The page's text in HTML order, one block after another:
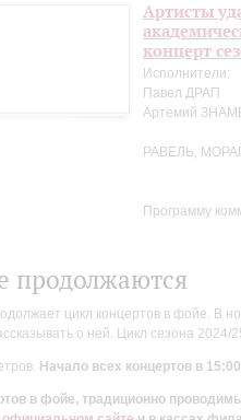
Артисты
концерт
Исполнители:
Павел ДРАП
Артемий
РАВЕЛЬ,
Программу
продолжаются
цикл концертов в фойе. В
о ней. Цикл сезона
Начало всех концертов в
в фойе, традиционно